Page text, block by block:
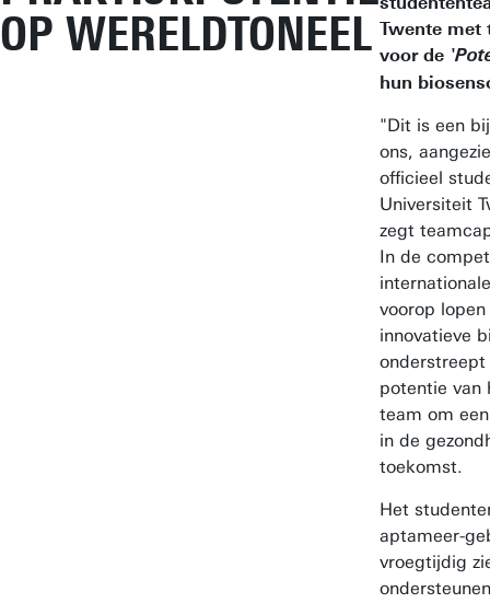
OP WERELDTONEEL Twente met
voor de
hun
"Dit is een
ons,
officieel
Universiteit
zegt
In de
voorop
innovatieve
potentie van
team om
in de
toekomst.
Het
aptameer-
vroegtijdig